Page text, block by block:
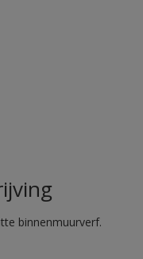
binnenmuurverf.